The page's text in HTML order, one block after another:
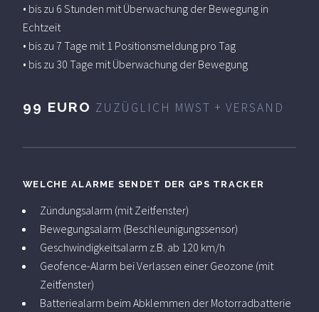
• bis zu 6 Stunden mit Überwachung der Bewegung in
Echtzeit
• bis zu 7 Tage mit 1 Positionsmeldung pro Tag
• bis zu 30 Tage mit Überwachung der Bewegung
99 EURO ZUZÜGLICH MWST + VERSAND
WELCHE ALARME SENDET DER GPS TRACKER
Zündungsalarm (mit Zeitfenster)
Bewegungsalarm (Beschleunigungssensor)
Geschwindigkeitsalarm z.B. ab 120 km/h
Geofence-Alarm bei Verlassen einer Geozone (mit
Zeitfenster)
Batteriealarm beim Abklemmen der Motorradbatterie